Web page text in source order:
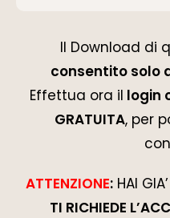
Il Download di
consentito solo
Effettua ora il login
GRATUITA, per
ATTENZIONE:HAI
TI RICHIEDE